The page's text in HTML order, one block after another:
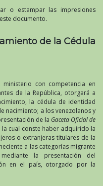
o estampar las impresiones
documento.
de la Cédula
con competencia en
de la República, otorgará a
la cédula de identidad
nacimiento; a los venezolanos y
de la Gaceta Oficial de
la cual conste haber adquirido la
o extranjeras titulares de la
a las categorías migrante
la presentación del
en el país, otorgado por la